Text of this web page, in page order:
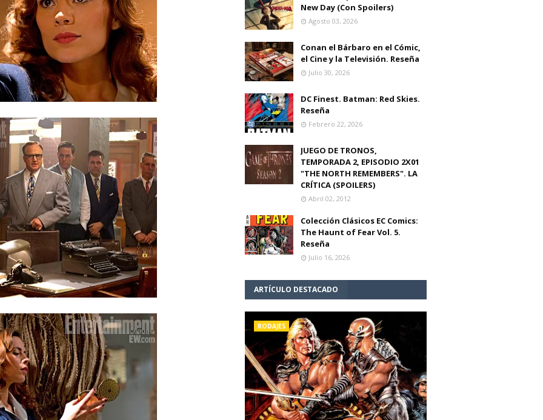
New Day (Con Spoilers)
Agosto 03, 2026
Conan el Bárbaro en el Cómic,
el Cine y la Televisión. Reseña
Julio 30, 2026
DC Finest. Batman: Red Skies.
Reseña
Febrero 22, 2026
JUEGO DE TRONOS,
TEMPORADA 2, EPISODIO 2X01
"THE NORTH REMEMBERS". LA
CRÍTICA (SPOILERS)
Abril 02, 2012
Colección Clásicos EC Comics:
The Haunt of Fear Vol. 5.
Reseña
Julio 16, 2026
ARTÍCULO DESTACADO
RODAJES